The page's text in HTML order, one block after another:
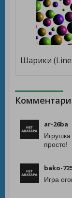
ar-26ba
Игрушка
просто!
bako-
Игра